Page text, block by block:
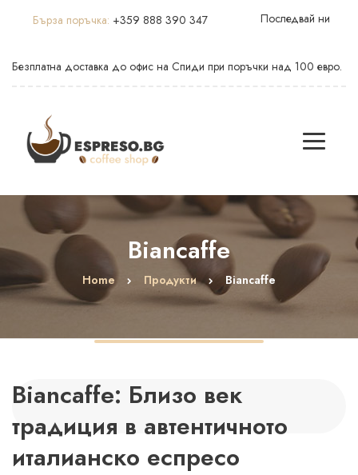
Бърза поръчка: +359 888 390 347 Последвай ни
Безплатна доставка до офис на Спиди при поръчки над 100 евро.
Biancaffe
Home Продукти Biancaffe
Biancaffe: Близо век
традиция в автентичното
италианско еспресо